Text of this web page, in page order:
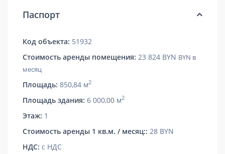
Паспорт
Код объекта: 51932
Стоимость аренды помещения: 23 824 BYN BYN в
месяц
Площадь: 850,84 м2
Площадь здания: 6 000,00 м2
Этаж: 1
Стоимость аренды 1 кв.м. / месяц:: 28 BYN
НДС: с НДС